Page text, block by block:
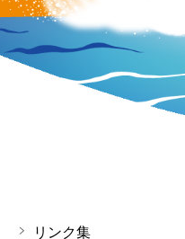
リンク集